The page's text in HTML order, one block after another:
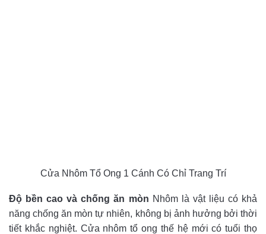
Cửa Nhôm Tổ Ong 1 Cánh Có Chỉ Trang Trí
Độ bền cao và chống ăn mòn Nhôm là vật liệu có khả
năng chống ăn mòn tự nhiên, không bị ảnh hưởng bởi thời
tiết khắc nghiệt. Cửa nhôm tổ ong thế hệ mới có tuổi thọ